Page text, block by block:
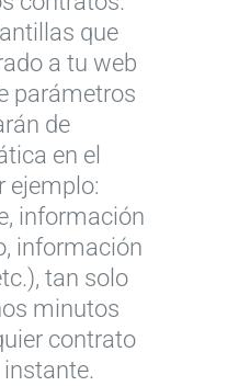
que
a tu web
parámetros
de
en el
ejemplo:
información
información
tan solo
minutos
contrato